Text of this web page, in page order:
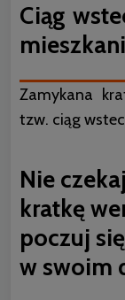
Ciąg
Zamykana
tzw. ciąg
Nie
kratkę
poczuj
w swoim